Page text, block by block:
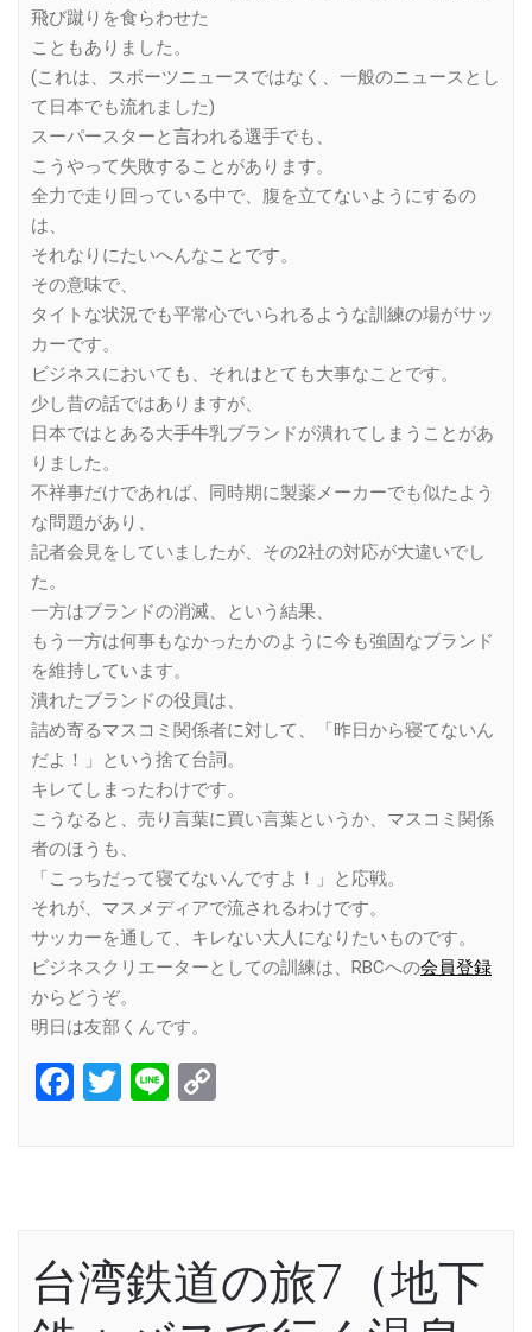
飛び蹴りを食らわせた
こともありました。
(これは、スポーツニュースではなく、一般のニュースとし
て日本でも流れました)
スーパースターと言われる選手でも、
こうやって失敗することがあります。
全力で走り回っている中で、腹を立てないようにするの
は、
それなりにたいへんなことです。
その意味で、
タイトな状況でも平常心でいられるような訓練の場がサッ
カーです。
ビジネスにおいても、それはとても大事なことです。
少し昔の話ではありますが、
日本ではとある大手牛乳ブランドが潰れてしまうことがあ
りました。
不祥事だけであれば、同時期に製薬メーカーでも似たよう
な問題があり、
記者会見をしていましたが、その2社の対応が大違いでし
た。
一方はブランドの消滅、という結果、
もう一方は何事もなかったかのように今も強固なブランド
を維持しています。
潰れたブランドの役員は、
詰め寄るマスコミ関係者に対して、「昨日から寝てないん
だよ！」という捨て台詞。
キレてしまったわけです。
こうなると、売り言葉に買い言葉というか、マスコミ関係
者のほうも、
「こっちだって寝てないんですよ！」と応戦。
それが、マスメディアで流されるわけです。
サッカーを通して、キレない大人になりたいものです。
ビジネスクリエーターとしての訓練は、RBCへの会員登録
からどうぞ。
明日は友部くんです。
Facebook
Twitter
Line
台湾鉄道の旅7（地下